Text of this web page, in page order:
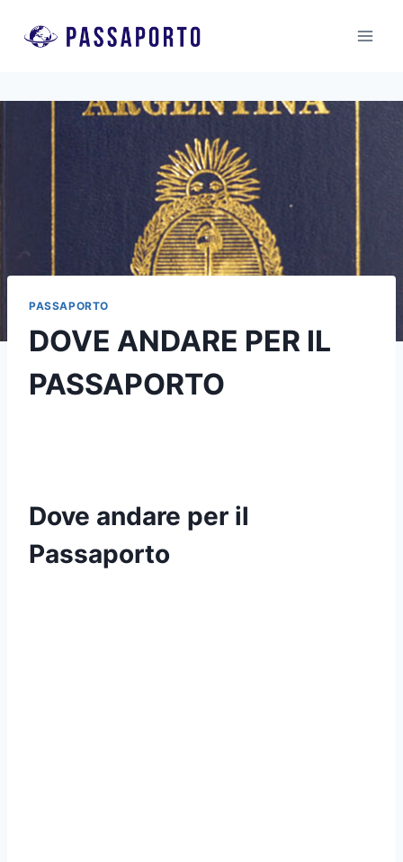
PASSAPORTO
DOVE ANDARE PER IL
PASSAPORTO
Dove andare per il
Passaporto